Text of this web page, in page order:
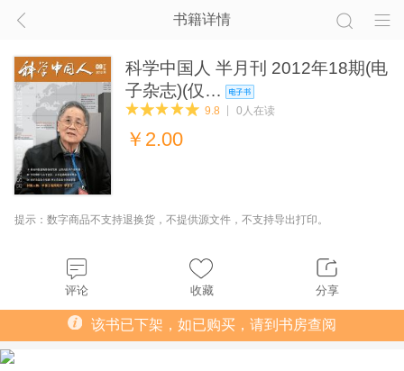
书籍详情
科学中国人 半月刊 2012年18期(电
子杂志)(仅…
9.8 0人在读
￥ 2.00
提示：数字商品不支持退换货，不提供源文件，不支持导出打印。
评论 收藏 分享
该书已下架，如已购买，请到书房查阅